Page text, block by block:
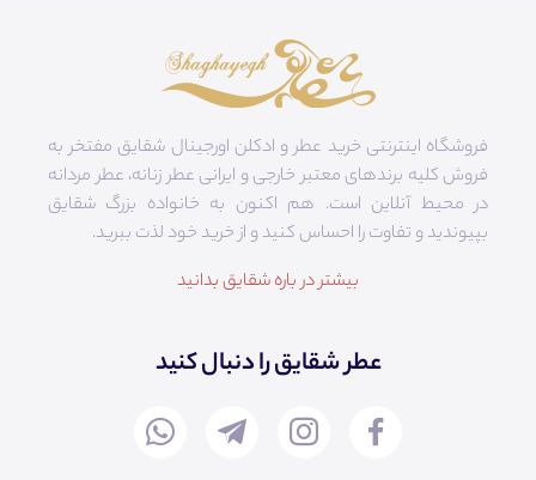
فروشگاه اینترنتی خرید عطر و ادکلن اورجینال شقایق مفتخر به
فروش کلیه برندهای معتبر خارجی و ایرانی عطر زنانه، عطر مردانه
در محیط آنلاین است. هم‌ اکنون به خانواده بزرگ شقایق
بپیوندید و تفاوت را احساس کنید و از خرید خود لذت ببرید.
بیشتر در باره شقایق بدانید
عطر شقایق را دنبال کنید